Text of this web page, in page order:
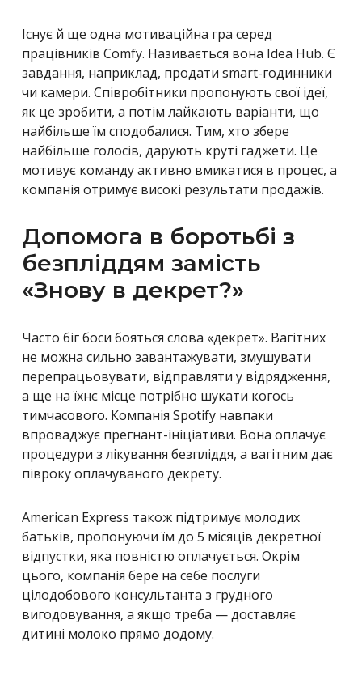
Існує й ще одна мотиваційна гра серед
працівників Comfy. Називається вона Idea Hub. Є
завдання, наприклад, продати smart-годинники
чи камери. Співробітники пропонують свої ідеї,
як це зробити, а потім лайкають варіанти, що
найбільше їм сподобалися. Тим, хто збере
найбільше голосів, дарують круті гаджети. Це
мотивує команду активно вмикатися в процес, а
компанія отримує високі результати продажів.
Допомога в боротьбі з
безпліддям замість
«Знову в декрет?»
Часто біг боси бояться слова «декрет». Вагітних
не можна сильно завантажувати, змушувати
перепрацьовувати, відправляти у відрядження,
а ще на їхнє місце потрібно шукати когось
тимчасового. Компанія Spotify навпаки
впроваджує прегнант-ініціативи. Вона оплачує
процедури з лікування безпліддя, а вагітним дає
півроку оплачуваного декрету.
American Express також підтримує молодих
батьків, пропонуючи їм до 5 місяців декретної
відпустки, яка повністю оплачується. Окрім
цього, компанія бере на себе послуги
цілодобового консультанта з грудного
вигодовування, а якщо треба — доставляє
дитині молоко прямо додому.